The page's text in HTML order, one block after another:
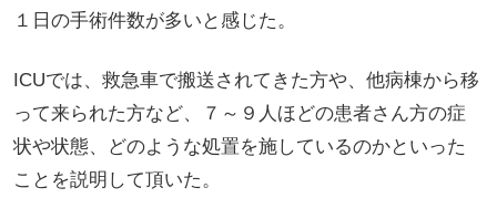
１日の手術件数が多いと感じた。
ICUでは、救急車で搬送されてきた方や、他病棟から移
って来られた方など、７～９人ほどの患者さん方の症
状や状態、どのような処置を施しているのかといった
ことを説明して頂いた。